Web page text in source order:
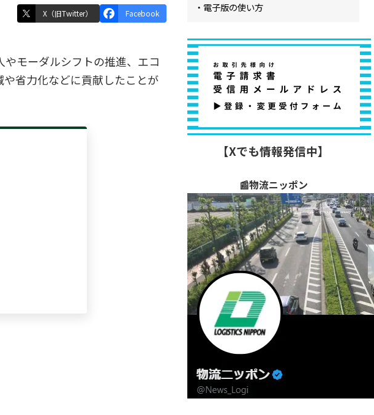
X（旧Twitter） Facebook
モーダルシフトの推進、エコ
省力化などに貢献したことが
・電子版の使い方
【Xでも情報発信中】
📰物流ニッポン